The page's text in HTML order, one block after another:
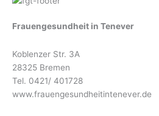
Frauengesundheit in Tenever
Koblenzer Str. 3A
28325 Bremen
Tel. 0421/ 401728
www.frauengesundheitintenever.de